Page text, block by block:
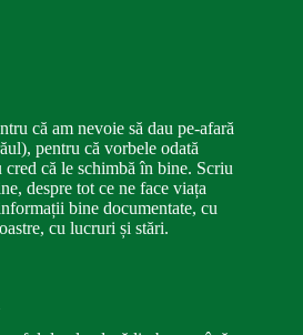
că am nevoie să dau pe-afară
pentru că vorbele odată
că le schimbă în bine. Scriu
despre tot ce ne face viața
bine documentate, cu
cu lucruri și stări.